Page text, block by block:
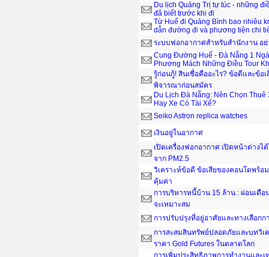
Du lịch Quảng Trị tự túc - những
đã biết trước khi đi
Từ Huế đi Quảng Bình bao nhiêu
dẫn đường đi và phương tiện chi
ระบบฟอกอากาศสำหรับสำนักงาน อ
Cung Đường Huế - Đà Nẵng 1
Phương Mách Những Điều Tour
รู้ก่อนกู้! สินเชื่อคืออะไร? ข้อดีและข้อ
พิจารณาก่อนสมัคร
Du Lịch Đà Nẵng: Nên Chọn Thuê
Hay Xe Có Tài Xế?
Seiko Astron replica watches
เงินอยู่ในอากาศ
เปิดเครื่องฟอกอากาศ เปิดหน้าต่างไ
จาก PM2.5
วิเคราะห์ข้อดี ข้อเสียของคอนโดพร้อ
คุ้มค่า
การบริหารหนี้บ้าน 15 ล้าน : ผ่อนเดือ
จะเหมาะสม
การปรับปรุงที่อยู่อาศัยและทางเลือก
การสะสมสินทรัพย์ปลอดภัยและบทวิเ
ราคา Gold Futures ในตลาดโลก
การเพิ่มประสิทธิภาพการทำงานและ